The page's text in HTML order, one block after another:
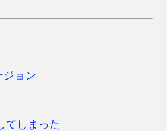
ョン
てしまった